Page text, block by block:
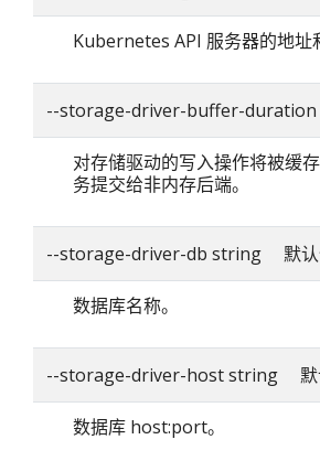
Kubernetes API 服务器的地址
--storage-driver-buffer-
对存储驱动的写入操作将被缓
务提交给非内存后端。
--storage-driver-db string 默认
数据库名称。
--storage-driver-host string 默
数据库 host:port。